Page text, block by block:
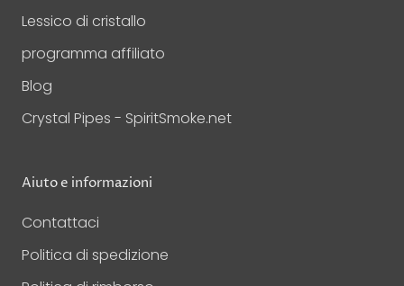
Lessico di cristallo
programma affiliato
Blog
Crystal Pipes - SpiritSmoke.net
Aiuto e informazioni
Contattaci
Politica di spedizione